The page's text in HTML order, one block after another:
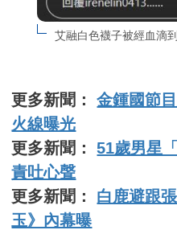
艾融白色襪子被經血滴
更多新聞：金鍾國節
火線曝光
更多新聞：51歲男星
責吐心聲
更多新聞： 白鹿避跟
玉》內幕曝